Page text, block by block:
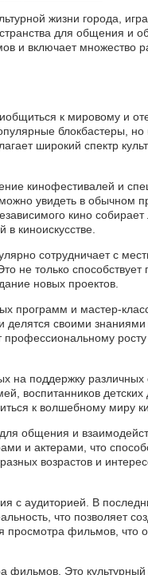
жизни города,
для общения и
и включает множество
к мировому и
блокбастеры,
широкий спектр
кинофестивалей и
увидеть в обычном
кино
киноискусстве.
сотрудничает с
не только способствует
новых проектов.
программ и мастер-
своими
профессиональному
на поддержку
воспитанников
к волшебному миру
общения и
и актерами, что
возрастов и
аудиторией. В
что позволяет
фильмов, что
фильмов. Это культурный